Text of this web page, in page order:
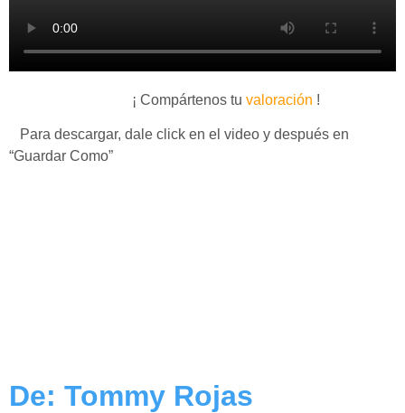
¡ Compártenos tu valoración !
Para descargar, dale click en el video y después en
“Guardar Como”
De: Tommy Rojas